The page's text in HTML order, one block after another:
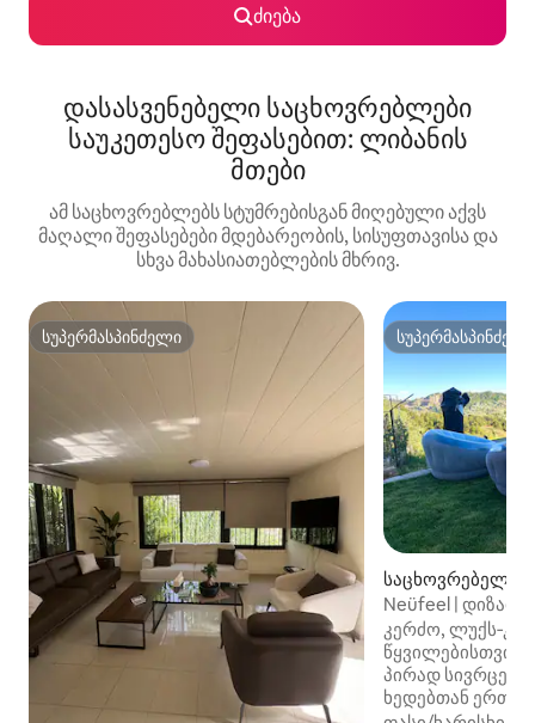
ძიება
დასასვენებელი საცხოვრებლები
საუკეთესო შეფასებით: ლიბანის
მთები
ამ საცხოვრებლებს სტუმრებისგან მიღებული აქვს
მაღალი შეფასებები მდებარეობის, სისუფთავისა და
სხვა მახასიათებლების მხრივ.
სუპერმასპინძელი
სუპერმასპინძელი
საცხოვრებელი
Neüfeel |
და ხედები
კერძო,
წყვილებისთვის,
პირად სივრცეში
ხედებთან